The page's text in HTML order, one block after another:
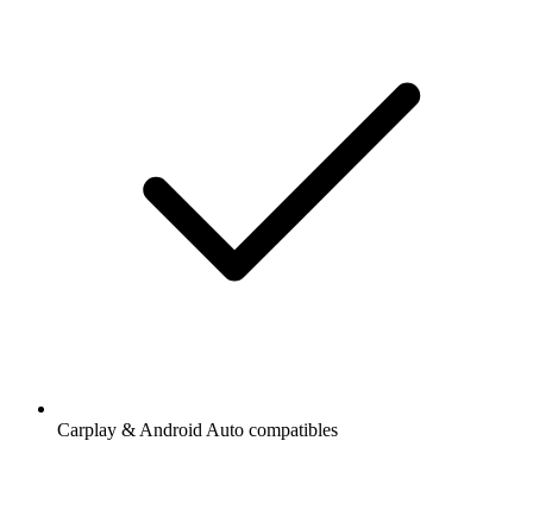
Carplay & Android Auto compatibles